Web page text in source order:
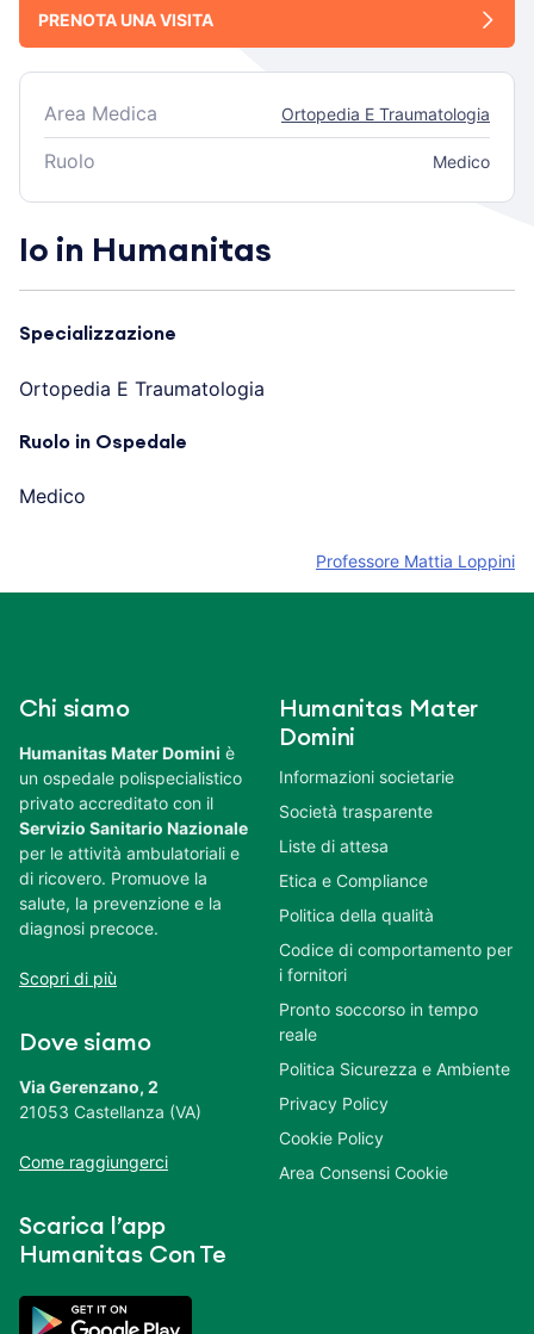
PRENOTA UNA VISITA
Area Medica Ortopedia E Traumatologia
Ruolo Medico
Io in Humanitas
Specializzazione
Ortopedia E Traumatologia
Ruolo in Ospedale
Medico
Professore Mattia Loppini
Chi siamo
Humanitas Mater Domini è
un ospedale polispecialistico
privato accreditato con il
Servizio Sanitario Nazionale
per le attività ambulatoriali e
di ricovero. Promuove la
salute, la prevenzione e la
diagnosi precoce.
Scopri di più
Dove siamo
Via Gerenzano, 2
21053 Castellanza (VA)
Come raggiungerci
Scarica l’app
Humanitas Con Te
Humanitas Mater
Domini
Informazioni societarie
Società trasparente
Liste di attesa
Etica e Compliance
Politica della qualità
Codice di comportamento per
i fornitori
Pronto soccorso in tempo
reale
Politica Sicurezza e Ambiente
Privacy Policy
Cookie Policy
Area Consensi Cookie